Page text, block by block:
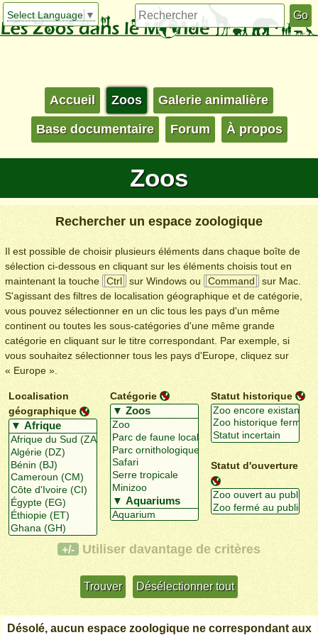
Select Language ▼
Accueil Zoos Galerie animalière
Base documentaire Forum À propos
Zoos
Rechercher un espace zoologique
Il est possible de choisir plusieurs éléments dans chaque boîte de
sélection ci-dessous en cliquant sur les éléments choisis tout en
maintenant la touche
Ctrl sur Windows ou Command
sur Mac.
S'agissant des filtres de localisation géographique et de catégorie,
vous pouvez sélectionner en un clic tous les pays d'un même
continent ou toutes les sous-catégories d'une même grande
catégorie en cliquant sur le titre correspondant. Par exemple, si
vous souhaitez sélectionner tous les pays d'Europe, cliquez sur
« Europe ».
Localisation
géographique
Catégorie Statut historique
Statut d'ouverture
+/- Utiliser davantage de critères
Désolé, aucun espace zoologique ne correspondant aux